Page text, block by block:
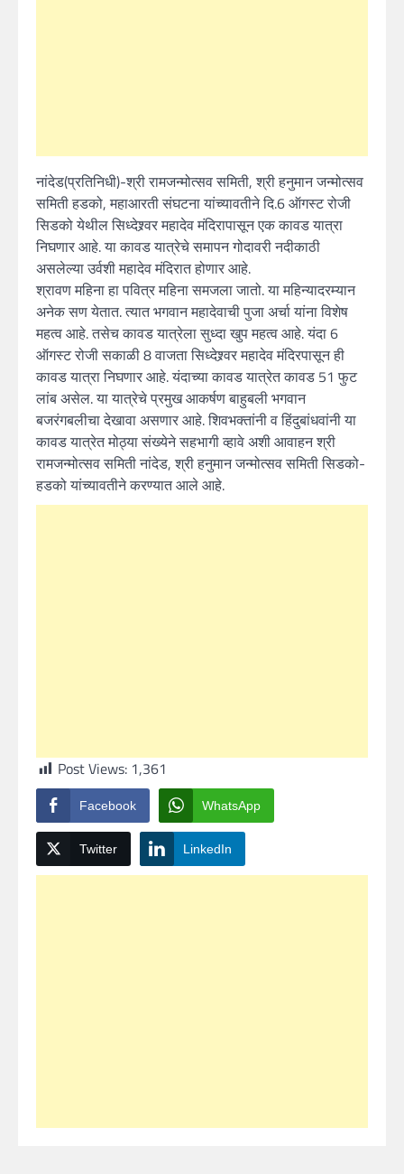
नांदेड(प्रतिनिधी)-श्री रामजन्मोत्सव समिती, श्री हनुमान जन्मोत्सव
समिती हडको, महाआरती संघटना यांच्यावतीने दि.6 ऑगस्ट रोजी
सिडको येथील सिध्देश्र्वर महादेव मंदिरापासून एक कावड यात्रा
निघणार आहे. या कावड यात्रेचे समापन गोदावरी नदीकाठी
असलेल्या उर्वशी महादेव मंदिरात होणार आहे.
श्रावण महिना हा पवित्र महिना समजला जातो. या महिन्यादरम्यान
अनेक सण येतात. त्यात भगवान महादेवाची पुजा अर्चा यांना विशेष
महत्व आहे. तसेच कावड यात्रेला सुध्दा खुप महत्व आहे. यंदा 6
ऑगस्ट रोजी सकाळी 8 वाजता सिध्देश्र्वर महादेव मंदिरपासून ही
कावड यात्रा निघणार आहे. यंदाच्या कावड यात्रेत कावड 51 फुट
लांब असेल. या यात्रेचे प्रमुख आकर्षण बाहुबली भगवान
बजरंगबलीचा देखावा असणार आहे. शिवभक्तांनी व हिंदुबांधवांनी या
कावड यात्रेत मोठ्या संख्येने सहभागी व्हावे अशी आवाहन श्री
रामजन्मोत्सव समिती नांदेड, श्री हनुमान जन्मोत्सव समिती सिडको-
हडको यांच्यावतीने करण्यात आले आहे.
Post Views: 1,361
Facebook WhatsApp
Twitter LinkedIn